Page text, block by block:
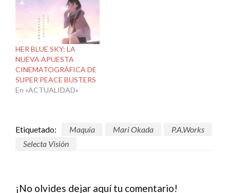
HER BLUE SKY: LA
NUEVA APUESTA
CINEMATOGRÁFICA DE
SUPER PEACE BUSTERS
En «ACTUALIDAD»
Etiquetado: Maquia Mari Okada
P.A.Works
Selecta Visión
¡No olvides dejar aquí tu comentario!